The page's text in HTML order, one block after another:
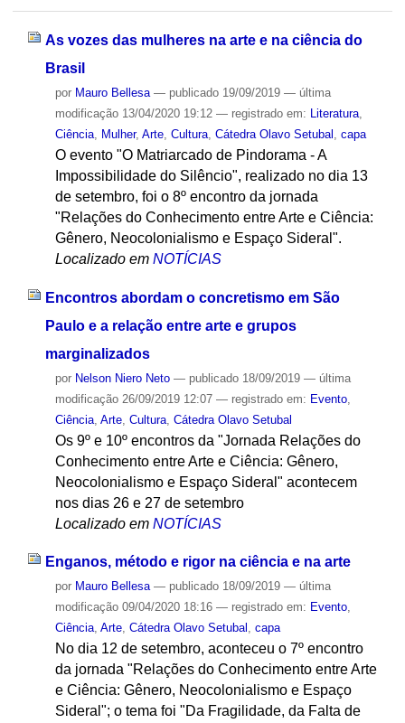
As vozes das mulheres na arte e na ciência do
Brasil
por Mauro Bellesa — publicado19/09/2019 — última
modificação13/04/2020 19:12 — registrado em: Literatura,
Ciência, Mulher, Arte, Cultura, Cátedra Olavo Setubal capa
O evento "O Matriarcado de Pindorama - A
Impossibilidade do Silêncio", realizado no dia 13
de setembro, foi o 8º encontro da jornada
"Relações do Conhecimento entre Arte e Ciência:
Gênero, Neocolonialismo e Espaço Sideral".
Localizado em NOTÍCIAS
Encontros abordam o concretismo em São
Paulo e a relação entre arte e grupos
marginalizados
por Nelson Niero Neto — publicado18/09/2019 — última
modificação26/09/2019 12:07 — registrado em: Evento,
Ciência, Arte, Cultura, Cátedra Olavo Setubal
Os 9º e 10º encontros da "Jornada Relações do
Conhecimento entre Arte e Ciência: Gênero,
Neocolonialismo e Espaço Sideral" acontecem
nos dias 26 e 27 de setembro
Localizado em NOTÍCIAS
Enganos, método e rigor na ciência e na arte
por Mauro Bellesa — publicado18/09/2019 — última
modificação09/04/2020 18:16 — registrado em: Evento,
Ciência, Arte, Cátedra Olavo Setubal , capa
No dia 12 de setembro, aconteceu o 7º encontro
da jornada "Relações do Conhecimento entre Arte
e Ciência: Gênero, Neocolonialismo e Espaço
Sideral"; o tema foi "Da Fragilidade, da Falta de